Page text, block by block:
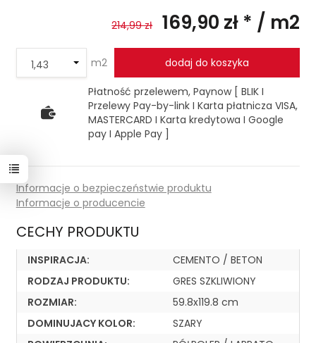
214,99 zł 169,90 zł * / m2
m2 dodaj do koszyka
Płatność przelewem, Paynow [ BLIK I
Przelewy Pay-by-link I Karta płatnicza VISA,
MASTERCARD I Karta kredytowa I Google
pay I Apple Pay ]
Informacje o bezpieczeństwie produktu
Informacje o producencie
CECHY PRODUKTU
INSPIRACJA:
CEMENTO / BETON
RODZAJ PRODUKTU:
GRES SZKLIWIONY
ROZMIAR:
59.8x119.8 cm
DOMINUJACY KOLOR:
SZARY